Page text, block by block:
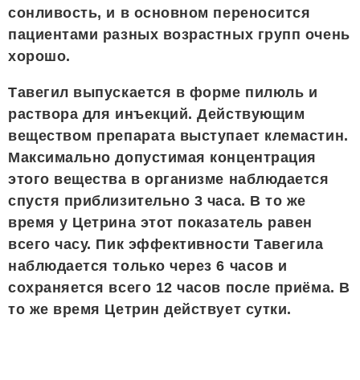
сонливость, и в основном переносится
пациентами разных возрастных групп очень
хорошо.
Тавегил выпускается в форме пилюль и
раствора для инъекций. Действующим
веществом препарата выступает клемастин.
Максимально допустимая концентрация
этого вещества в организме наблюдается
спустя приблизительно 3 часа. В то же
время у Цетрина этот показатель равен
всего часу. Пик эффективности Тавегила
наблюдается только через 6 часов и
сохраняется всего 12 часов после приёма. В
то же время Цетрин действует сутки.